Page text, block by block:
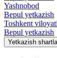
Yashnobod
Bepul yetkazish
Toshkent viloyati
Bepul yetkazish
Yetkazish